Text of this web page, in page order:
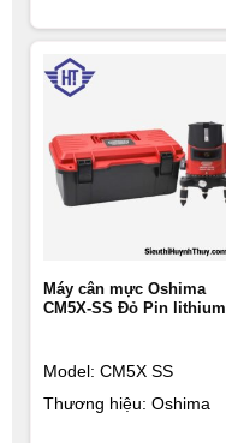
Máy cân mực Oshima
CM5X-SS Đỏ Pin lithium
Model: CM5X SS
Thương hiệu: Oshima